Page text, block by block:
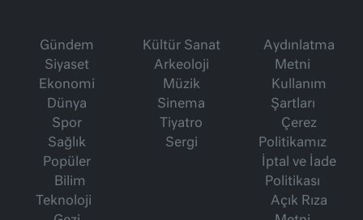
Gündem
Siyaset
Ekonomi
Dünya
Spor
Sağlık
Popüler
Bilim
Teknoloji
Kültür Sanat
Arkeoloji
Müzik
Sinema
Tiyatro
Sergi
Aydınlatma
Metni
Kullanım
Şartları
Çerez
Politikamız
İptal ve İade
Politikası
Açık Rıza